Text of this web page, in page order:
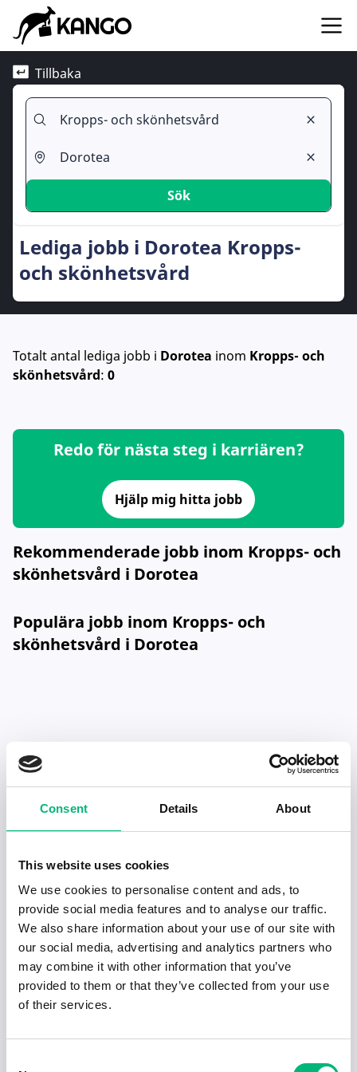
Consent Details About
This website uses cookies
We use cookies to personalise content and ads, to
provide social media features and to analyse our traffic.
We also share information about your use of our site with
our social media, advertising and analytics partners who
may combine it with other information that you’ve
provided to them or that they’ve collected from your use
of their services.
Tillbaka
Sök
Lediga jobb i Dorotea Kropps-
och skönhetsvård
Totalt antal lediga jobb i Dorotea inom Kropps- och
skönhetsvård: 0
Redo för nästa steg i karriären?
Hjälp mig hitta jobb
Rekommenderade jobb inom Kropps- och
skönhetsvård i Dorotea
Populära jobb inom Kropps- och
skönhetsvård i Dorotea
Senaste publiceringarna i Jobbnytt
Visa fler artiklar